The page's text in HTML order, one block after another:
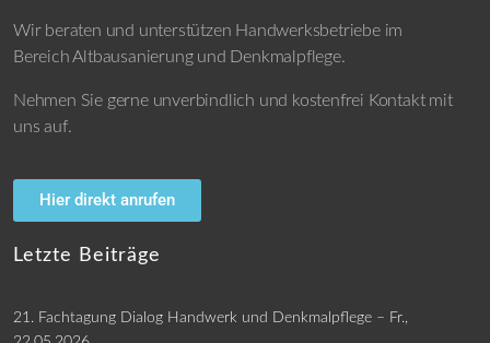
Wir beraten und unterstützen Handwerksbetriebe im
Bereich Altbausanierung und Denkmalpflege.
Nehmen Sie gerne unverbindlich und kostenfrei Kontakt mit
uns auf.
Hier direkt anrufen
Letzte Beiträge
21. Fachtagung Dialog Handwerk und Denkmalpflege – Fr.,